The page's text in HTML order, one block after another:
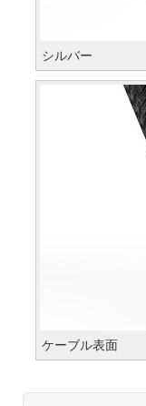
シルバー
ケーブル表面